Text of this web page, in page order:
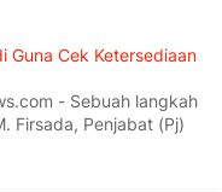
Guna Cek Ketersediaan
- Sebuah langkah
Firsada, Penjabat (Pj)